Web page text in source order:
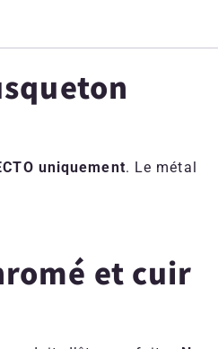
uniquement. Le métal
et cuir